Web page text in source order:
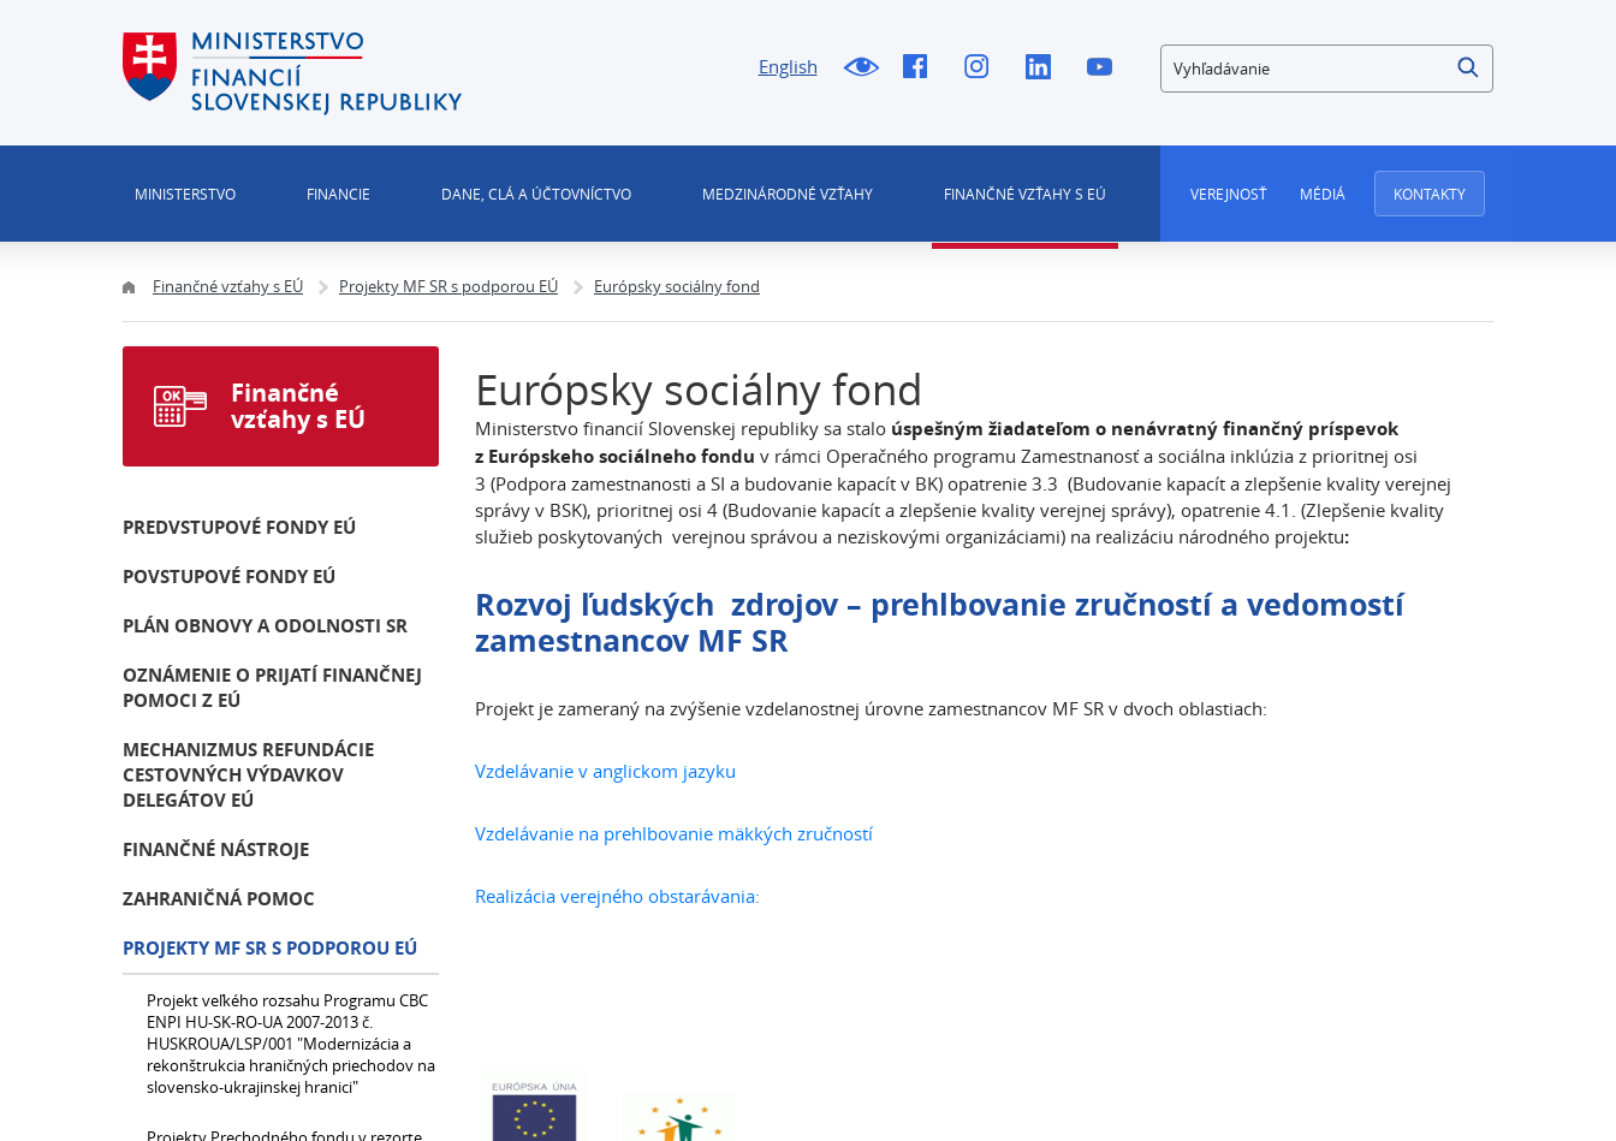
English Vyhľadávanie
MINISTERSTVO FINANCIE DANE, CLÁ A ÚČTOVNÍCTVO MEDZINÁRODNÉ VZŤAHY FINANČNÉ VZŤAHY S EÚ VEREJNOSŤ MÉDIÁ KONTAKTY
Finančné vzťahy s EÚ Projekty MF SR s podporou EÚ Európsky sociálny fond
Európsky sociálny fond
Ministerstvo financií Slovenskej republiky sa stalo úspešným žiadateľom o nenávratný finančný príspevok
z Európskeho sociálneho fondu v rámci Operačného programu Zamestnanosť a sociálna inklúzia z prioritnej osi
3 (Podpora zamestnanosti a SI a budovanie kapacít v BK) opatrenie 3.3 (Budovanie kapacít a zlepšenie kvality verejnej
správy v BSK), prioritnej osi 4 (Budovanie kapacít a zlepšenie kvality verejnej správy), opatrenie 4.1. (Zlepšenie kvality
služieb poskytovaných verejnou správou a neziskovými organizáciami) na realizáciu národného projektu:
Rozvoj ľudských zdrojov – prehlbovanie zručností a vedomostí
zamestnancov MF SR
Projekt je zameraný na zvýšenie vzdelanostnej úrovne zamestnancov MF SR v dvoch oblastiach:
Vzdelávanie v anglickom jazyku
Vzdelávanie na prehlbovanie mäkkých zručností
Realizácia verejného obstarávania:
Finančné
vzťahy s EÚ
PREDVSTUPOVÉ FONDY EÚ
POVSTUPOVÉ FONDY EÚ
PLÁN OBNOVY A ODOLNOSTI SR
OZNÁMENIE O PRIJATÍ FINANČNEJ
POMOCI Z EÚ
MECHANIZMUS REFUNDÁCIE
CESTOVNÝCH VÝDAVKOV
DELEGÁTOV EÚ
FINANČNÉ NÁSTROJE
ZAHRANIČNÁ POMOC
PROJEKTY MF SR S PODPOROU EÚ
Projekt veľkého rozsahu Programu CBC
ENPI HU-SK-RO-UA 2007-2013 č.
HUSKROUA/LSP/001 "Modernizácia a
rekonštrukcia hraničných priechodov na
slovensko-ukrajinskej hranici"